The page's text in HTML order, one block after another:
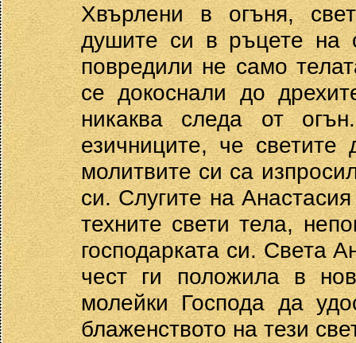
Хвърлени в огъня,
душите си в ръцете на
повредили не само
се докоснали до
никаква следа от
езичниците, че
молитвите си са
си. Слугите на
техните свети тела,
господарката си. Света
чест ги положила в
молейки Господа да
блаженството на тези